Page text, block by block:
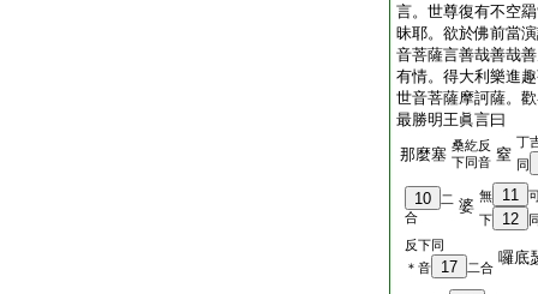
言。世尊復有不空
昧耶。欲於佛前當
音菩薩言善哉善哉
有情。得大利樂進
世音菩薩摩訶薩。
最勝明王眞言曰
那麼塞 桑紇反
下同音 窒
丁
同
10
二
合
婆
無 11
下
12
反下同
＊音
17 二合
囉底